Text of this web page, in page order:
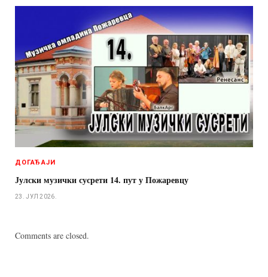
ДОГАЂАЈИ
Јулски музички сусрети 14. пут у Пожаревцу
23. ЈУЛ 2026.
Comments are closed.